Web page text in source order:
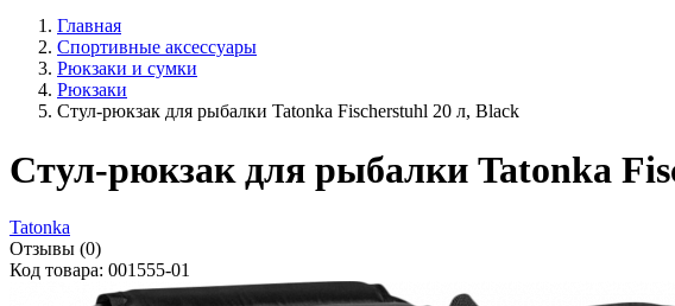
Главная
Спортивные аксессуары
Рюкзаки и сумки
Рюкзаки
Стул-рюкзак для рыбалки Tatonka Fischerstuhl 20 л, Black
Стул-рюкзак для рыбалки Tatonka
Tatonka
Отзывы (0)
Код товара: 001555-01